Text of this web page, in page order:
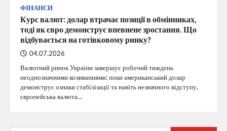
ФІНАНСИ
Курс валют: долар втрачає позиції в обмінниках,
тоді як євро демонструє впевнене зростання. Що
відбувається на готівковому ринку?
04.07.2026
Валютний ринок України завершує робочий тиждень
неоднозначними коливаннями: поки американський долар
демонструє ознаки стабілізації та навіть незначного відступу,
європейська валюта…